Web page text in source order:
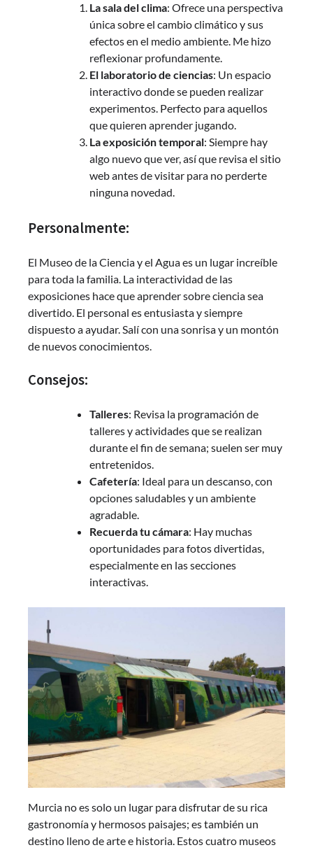
La sala del clima: Ofrece una perspectiva
única sobre el cambio climático y sus
efectos en el medio ambiente. Me hizo
reflexionar profundamente.
El laboratorio de ciencias: Un espacio
interactivo donde se pueden realizar
experimentos. Perfecto para aquellos
que quieren aprender jugando.
La exposición temporal: Siempre hay
algo nuevo que ver, así que revisa el sitio
web antes de visitar para no perderte
ninguna novedad.
Personalmente:
El Museo de la Ciencia y el Agua es un lugar increíble
para toda la familia. La interactividad de las
exposiciones hace que aprender sobre ciencia sea
divertido. El personal es entusiasta y siempre
dispuesto a ayudar. Salí con una sonrisa y un montón
de nuevos conocimientos.
Consejos:
Talleres: Revisa la programación de
talleres y actividades que se realizan
durante el fin de semana; suelen ser muy
entretenidos.
Cafetería: Ideal para un descanso, con
opciones saludables y un ambiente
agradable.
Recuerda tu cámara: Hay muchas
oportunidades para fotos divertidas,
especialmente en las secciones
interactivas.
Murcia no es solo un lugar para disfrutar de su rica
gastronomía y hermosos paisajes; es también un
destino lleno de arte e historia. Estos cuatro museos